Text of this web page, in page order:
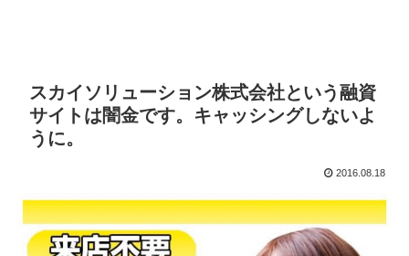
スカイソリューション株式会社という融資
サイトは闇金です。キャッシングしないよ
うに。
2016.08.18